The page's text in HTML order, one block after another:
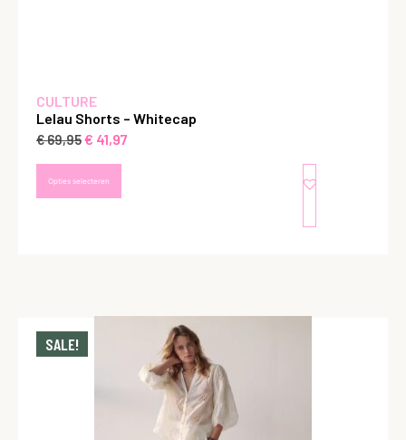
CULTURE
Lelau Shorts – Whitecap
€69,95€ 41,97
Opties selecteren
SALE!